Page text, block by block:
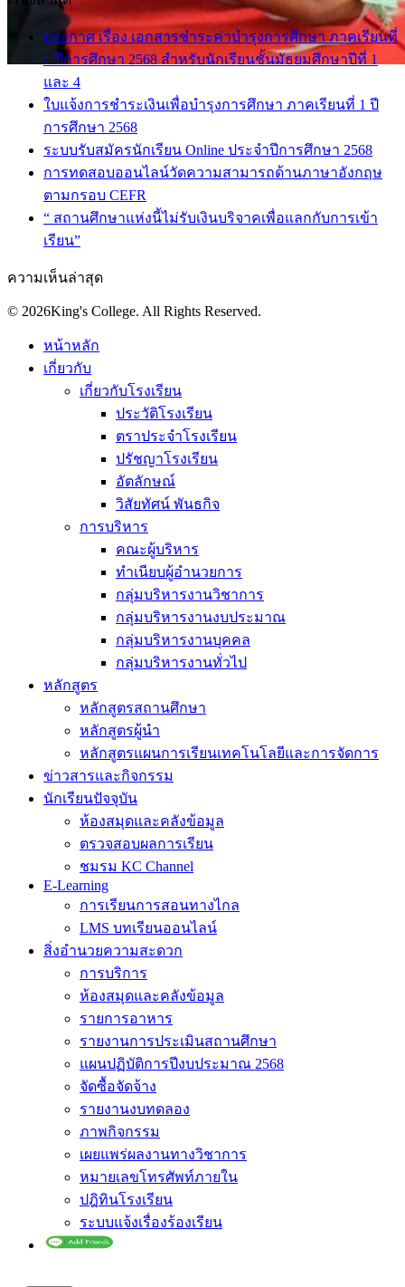
ประกาศ เรื่อง เอกสารชำระค่าบำรุงการศึกษา ภาคเรียนที่
1 ปีการศึกษา 2568 สำหรับนักเรียนชั้นมัธยมศึกษาปีที่ 1
และ 4
ใบแจ้งการชำระเงินเพื่อบำรุงการศึกษา ภาคเรียนที่ 1 ปี
การศึกษา 2568
ระบบรับสมัครนักเรียน Online ประจำปีการศึกษา 2568
การทดสอบออนไลน์วัดความสามารถด้านภาษาอังกฤษ
ตามกรอบ CEFR
“ สถานศึกษาแห่งนี้ไม่รับเงินบริจาคเพื่อแลกกับการเข้า
เรียน”
ความเห็นล่าสุด
© 2026King's College. All Rights Reserved.
หน้าหลัก
เกี่ยวกับ
เกี่ยวกับโรงเรียน
ประวัติโรงเรียน
ตราประจำโรงเรียน
ปรัชญาโรงเรียน
อัตลักษณ์
วิสัยทัศน์ พันธกิจ
การบริหาร
คณะผู้บริหาร
ทำเนียบผู้อำนวยการ
กลุ่มบริหารงานวิชาการ
กลุ่มบริหารงานงบประมาณ
กลุ่มบริหารงานบุคคล
กลุ่มบริหารงานทั่วไป
หลักสูตร
หลักสูตรสถานศึกษา
หลักสูตรผู้นำ
หลักสูตรแผนการเรียนเทคโนโลยีและการจัดการ
ข่าวสารและกิจกรรม
นักเรียนปัจจุบัน
ห้องสมุดและคลังข้อมูล
ตรวจสอบผลการเรียน
ชมรม KC Channel
E-Learning
การเรียนการสอนทางไกล
LMS บทเรียนออนไลน์
สิ่งอำนวยความสะดวก
การบริการ
ห้องสมุดและคลังข้อมูล
รายการอาหาร
รายงานการประเมินสถานศึกษา
แผนปฏิบัติการปีงบประมาณ 2568
จัดซื้อจัดจ้าง
รายงานงบทดลอง
ภาพกิจกรรม
เผยแพร่ผลงานทางวิชาการ
หมายเลขโทรศัพท์ภายใน
ปฎิทินโรงเรียน
ระบบแจ้งเรื่องร้องเรียน